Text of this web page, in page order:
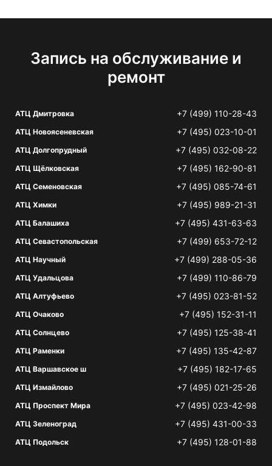
Запись на обслуживание и
ремонт
АТЦ Дмитровка +7 (499) 110-28-43
АТЦ Новоясеневская +7 (495) 023-10-01
АТЦ Долгопрудный +7 (495) 032-08-22
АТЦ Щёлковская +7 (495) 162-90-81
АТЦ Семеновская +7 (495) 085-74-61
АТЦ Химки +7 (495) 989-21-31
АТЦ Балашиха +7 (495) 431-63-63
АТЦ Севастопольская +7 (499) 653-72-12
АТЦ Научный +7 (499) 288-05-36
АТЦ Удальцова +7 (499) 110-86-79
АТЦ Алтуфьево +7 (495) 023-81-52
АТЦ Очаково +7 (495) 152-31-11
АТЦ Солнцево +7 (495) 125-38-41
АТЦ Раменки +7 (495) 135-42-87
АТЦ Варшавское ш +7 (495) 182-17-65
АТЦ Измайлово +7 (495) 021-25-26
АТЦ Проспект Мира +7 (495) 023-42-98
АТЦ Зеленоград +7 (495) 431-00-33
АТЦ Подольск +7 (495) 128-01-88